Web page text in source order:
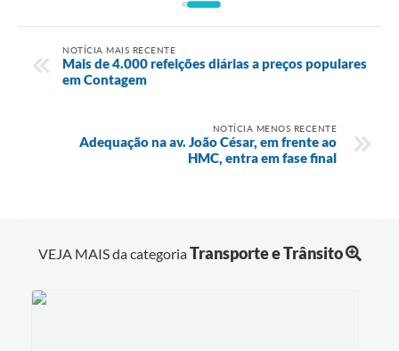
NOTÍCIA MAIS RECENTE
Mais de 4.000 refeições diárias a preços populares
em Contagem
NOTÍCIA MENOS RECENTE
Adequação na av. João César, em frente ao
HMC, entra em fase final
VEJA MAIS da categoriaTransporte e Trânsito